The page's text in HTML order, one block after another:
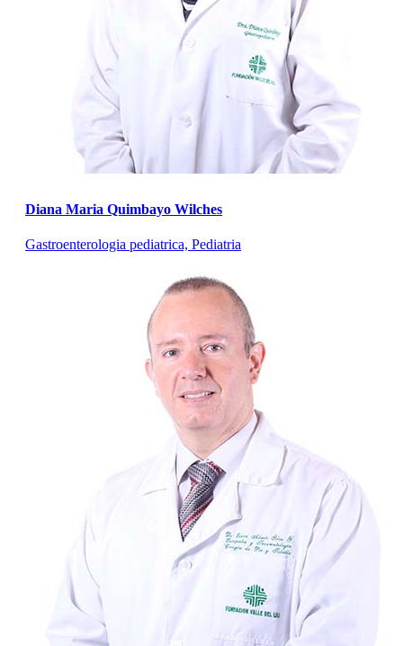
Diana Maria Quimbayo Wilches
Gastroenterologia pediatrica, Pediatria